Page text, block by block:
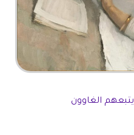
يتبعهم الغاوون